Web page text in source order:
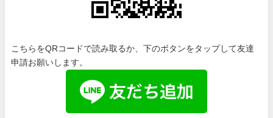
こちらをQRコードで読み取るか、下のボタンをタップして友達
申請お願いします。